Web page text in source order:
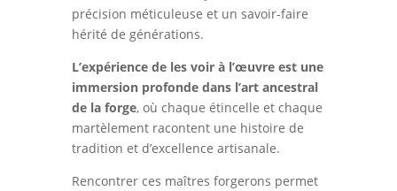
précision méticuleuse et un savoir-faire
hérité de générations.
L’expérience de les voir à l’œuvre est une
immersion profonde dans l’art ancestral
de la forge, où chaque étincelle et chaque
martèlement racontent une histoire de
tradition et d’excellence artisanale.
Rencontrer ces maîtres forgerons permet